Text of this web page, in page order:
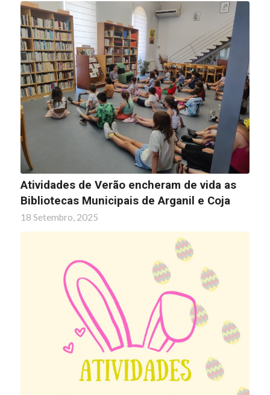
Atividades de Verão encheram de vida as
Bibliotecas Municipais de Arganil e Coja
18 Setembro, 2025